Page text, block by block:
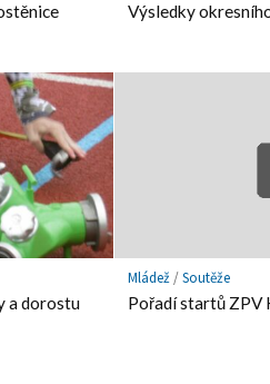
Výsledky
a dorostu
Mládež/Soutěže
Pořadí startů ZPV